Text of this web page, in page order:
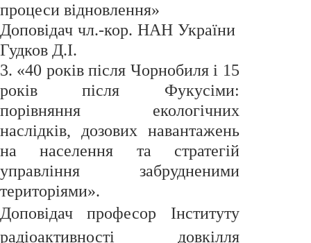
процеси відновлення»
Доповідач чл.-кор. НАН України
Гудков Д.І.
3. «40 років після Чорнобиля і 15
років після Фукусіми:
порівняння екологічних
наслідків, дозових навантажень
на населення та стратегій
управління забрудненими
територіями».
Доповідач професор Інституту
радіоактивності довкілля